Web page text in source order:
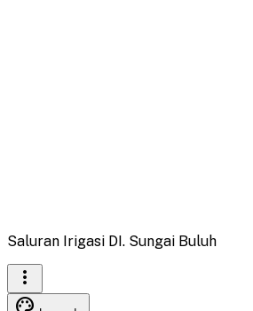
Saluran Irigasi DI. Sungai Buluh
more_vert